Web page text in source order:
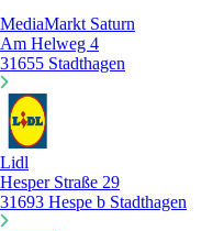
MediaMarkt Saturn
Am Helweg 4
31655 Stadthagen
Lidl
Hesper Straße 29
31693 Hespe b Stadthagen